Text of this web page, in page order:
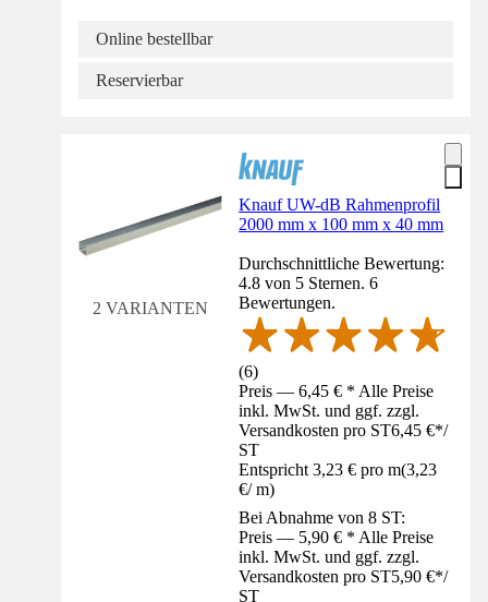
Online bestellbar
Reservierbar
2 VARIANTEN
Knauf UW-dB Rahmenprofil
2000 mm x 100 mm x 40 mm
Durchschnittliche Bewertung:
4.8 von 5 Sternen. 6
Bewertungen.
(6)
Preis — 6,45 € * Alle Preise
inkl. MwSt. und ggf. zzgl.
Versandkosten pro ST6,45 €*/
ST
Entspricht 3,23 € pro m(3,23
€/ m)
Bei Abnahme von 8 ST:
Preis — 5,90 € * Alle Preise
inkl. MwSt. und ggf. zzgl.
Versandkosten pro ST5,90 €*/
ST